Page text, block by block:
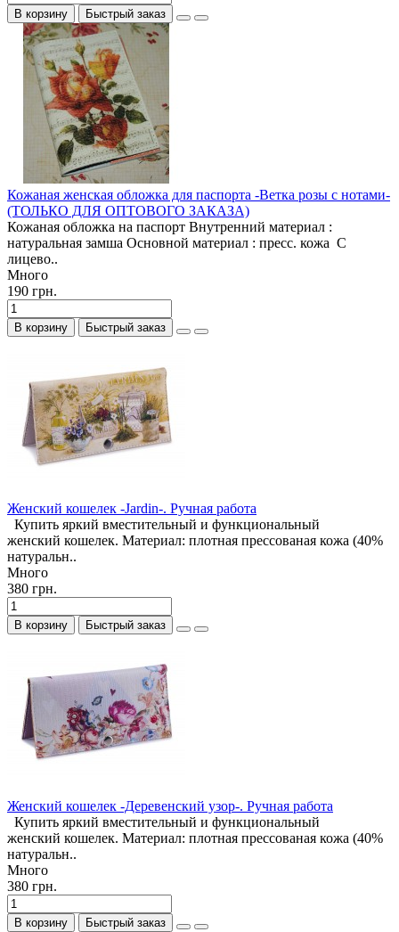
В корзину Быстрый заказ
Кожаная женская обложка для паспорта -Ветка розы с нотами-
(ТОЛЬКО ДЛЯ ОПТОВОГО ЗАКАЗА)
Кожаная обложка на паспорт Внутренний материал :
натуральная замша Основной материал : пресс. кожа С
лицево..
Много
190 грн.
В корзину Быстрый заказ
Женский кошелек -Jardin-. Ручная работа
Купить яркий вместительный и функциональный
женский кошелек. Материал: плотная прессованая кожа (40%
натуральн..
Много
380 грн.
В корзину Быстрый заказ
Женский кошелек -Деревенский узор-. Ручная работа
Купить яркий вместительный и функциональный
женский кошелек. Материал: плотная прессованая кожа (40%
натуральн..
Много
380 грн.
В корзину Быстрый заказ